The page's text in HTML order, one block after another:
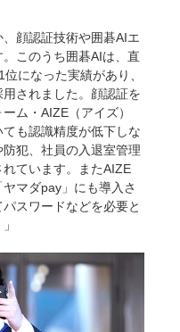
、顔認証技術や囲碁AIエ
このうち囲碁AIは、直
になった実績があり、
されました。顔認証を
ム・AIZE（アイズ）
も認識精度が低下しな
犯、社員の入退室管理
ています。またAIZE
マダpay」にも導入さ
スワードなどを必要と